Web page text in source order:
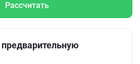
Рассчитать